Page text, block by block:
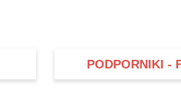
PODPORNIKI -